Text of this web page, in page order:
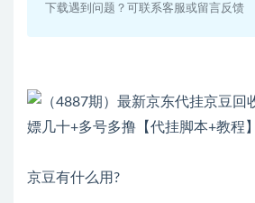
下载遇到问题？可联系客服或留言反馈
京豆有什么用?